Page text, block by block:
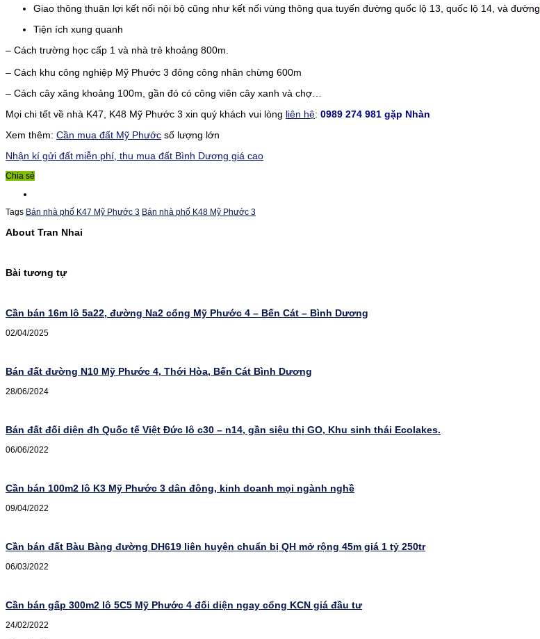
Giao thông thuận lợi kết nối nội bộ cũng như kết nối vùng thông qua tuyến đường quốc lộ 13, quốc lộ 14, và đường
Tiện ích xung quanh
– Cách trường học cấp 1 và nhà trẻ khoảng 800m.
– Cách khu công nghiệp Mỹ Phước 3 đông công nhân chừng 600m
– Cách cây xăng khoảng 100m, gần đó có công viên cây xanh và chợ…
Mọi chi tết về nhà K47, K48 Mỹ Phước 3 xin quý khách vui lòng liên hệ: 0989 274 981 gặp Nhàn
Xem thêm: Cần mua đất Mỹ Phước số lượng lớn
Nhận kí gửi đất miễn phí, thu mua đất Bình Dương giá cao
Chia sẻ
Tags Bán nhà phố K47 Mỹ Phước 3 Bán nhà phố K48 Mỹ Phước 3
About Tran Nhai
Bài tương tự
Cần bán 16m lô 5a22, đường Na2 cổng Mỹ Phước 4 – Bến Cát – Bình Dương
02/04/2025
Bán đất đường N10 Mỹ Phước 4, Thới Hòa, Bến Cát Bình Dương
28/06/2024
Bán đất đối diện đh Quốc tế Việt Đức lô c30 – n14, gần siệu thị GO, Khu sinh thái Ecolakes.
06/06/2022
Cần bán 100m2 lô K3 Mỹ Phước 3 dân đông, kinh doanh mọi ngành nghề
09/04/2022
Cần bán đất Bàu Bàng đường DH619 liên huyện chuẩn bị QH mở rộng 45m giá 1 tỷ 250tr
06/03/2022
Cần bán gấp 300m2 lô 5C5 Mỹ Phước 4 đối diện ngay cổng KCN giá đầu tư
24/02/2022